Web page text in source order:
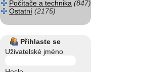
Počítače a technika (847)
Ostatní (2175)
Přihlaste se
Uživatelské jméno